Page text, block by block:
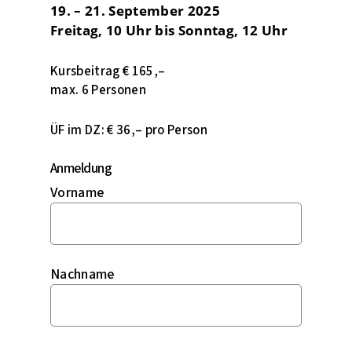
19. – 21. September 2025
Freitag, 10 Uhr bis Sonntag, 12 Uhr
Kursbeitrag € 165,–
max. 6 Personen
ÜF im DZ: € 36,– pro Person
Anmeldung
Vorname
Nachname